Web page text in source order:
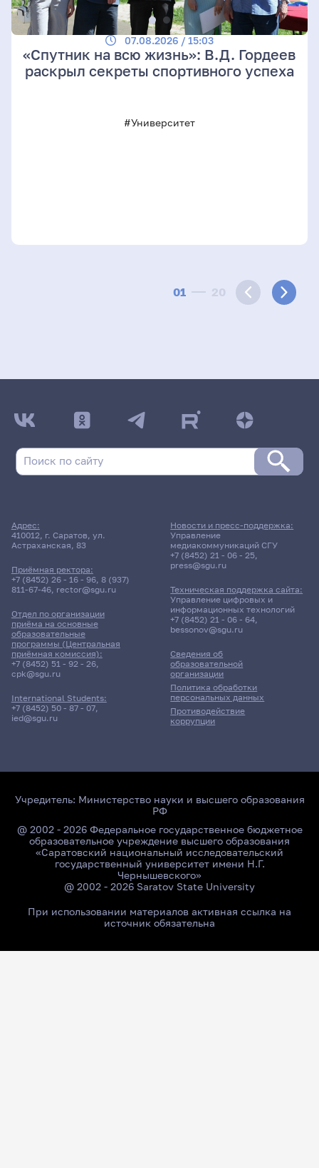
01 20
07.08.2026 / 15:03
«Спутник на всю жизнь»: В.Д. Гордеев
раскрыл секреты спортивного успеха
#Университет
Адрес:
410012, г. Саратов, ул.
Астраханская, 83
Приёмная ректора:
+7 (8452) 26 - 16 - 96, 8 (937)
811-67-46, rector@sgu.ru
Отдел по организации
приёма на основные
образовательные
программы (Центральная
приёмная комиссия):
+7 (8452) 51 - 92 - 26,
cpk@sgu.ru
International Students:
+7 (8452) 50 - 87 - 07,
ied@sgu.ru
Сведения об
образовательной
организации
Политика обработки
персональных данных
Противодействие
коррупции
Новости и пресс-поддержка:
Управление
медиакоммуникаций СГУ
+7 (8452) 21 - 06 - 25,
press@sgu.ru
Техническая поддержка сайта:
Управление цифровых и
информационных технологий
+7 (8452) 21 - 06 - 64,
bessonov@sgu.ru
Учредитель: Министерство науки и высшего образования
РФ
@ 2002 - 2026 Федеральное государственное бюджетное
образовательное учреждение высшего образования
«Саратовский национальный исследовательский
государственный университет имени Н.Г.
Чернышевского»
@ 2002 - 2026 Saratov State University
При использовании материалов активная ссылка на
источник обязательна